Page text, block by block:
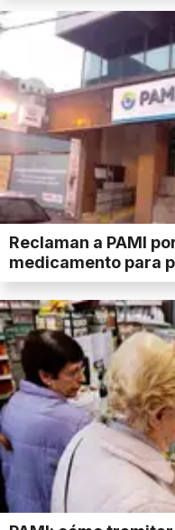
Reclaman a PAMI
medicamento para